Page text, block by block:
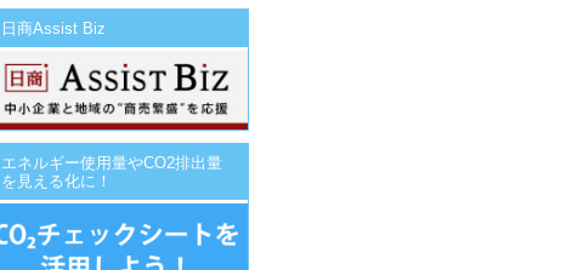
日商Assist Biz
エネルギー使用量やCO2排出量
を見える化に！